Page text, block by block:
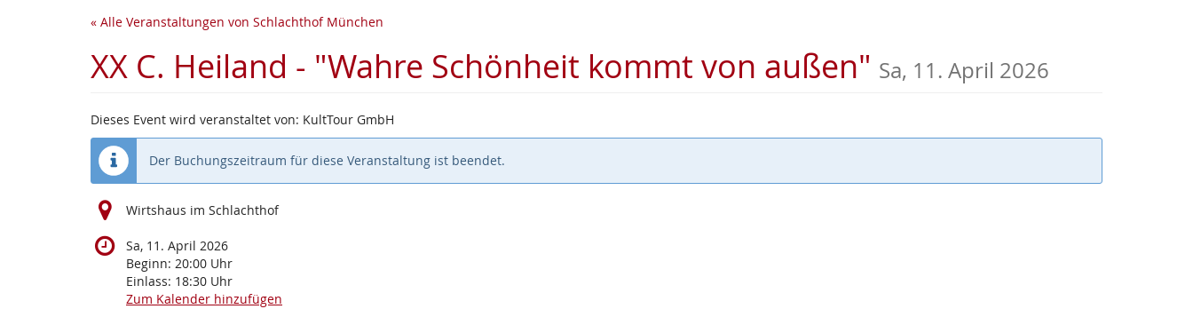
« Alle Veranstaltungen von Schlachthof München
XX C. Heiland - "Wahre Schönheit kommt von außen" Sa, 11. April 2026
Dieses Event wird veranstaltet von: KultTour GmbH
Der Buchungszeitraum für diese Veranstaltung ist beendet.
Wirtshaus im Schlachthof
Sa, 11. April 2026
Beginn: 20:00 Uhr
Einlass: 18:30 Uhr
Zum Kalender hinzufügen